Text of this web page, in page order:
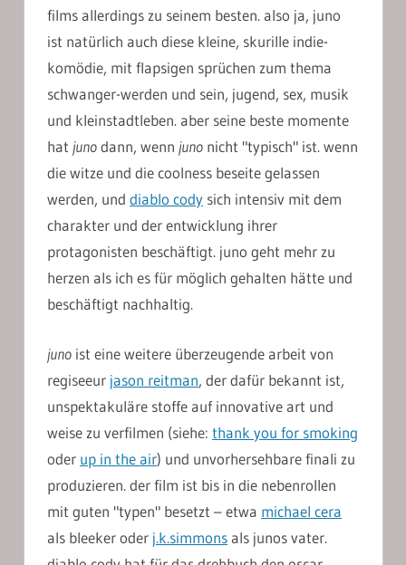
films allerdings zu seinem besten. also ja, juno
ist natürlich auch diese kleine, skurille indie-
komödie, mit flapsigen sprüchen zum thema
schwanger-werden und sein, jugend, sex, musik
und kleinstadtleben. aber seine beste momente
hat junodann, wenn juno nicht "typisch" ist. wenn
die witze und die coolness beseite gelassen
werden, und diablo cody sich intensiv mit dem
charakter und der entwicklung ihrer
protagonisten beschäftigt. juno geht mehr zu
herzen als ich es für möglich gehalten hätte und
beschäftigt nachhaltig.
juno ist eine weitere überzeugende arbeit von
regiseeur jason reitman, der dafür bekannt ist,
unspektakuläre stoffe auf innovative art und
weise zu verfilmen (siehe: thank you for smoking
oder up in the air) und unvorhersehbare finali zu
produzieren. der film ist bis in die nebenrollen
mit guten "typen" besetzt – etwa michael cera
als bleeker oder j.k.simmonsals junos vater.